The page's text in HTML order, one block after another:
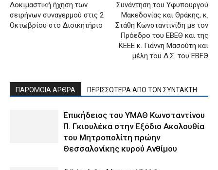
Δοκιμαστική ήχηση των
σειρήνων συναγερμού στις 2
Οκτωβρίου στο Διοικητήριο
Συνάντηση του Υφυπουργού
Μακεδονίας και Θράκης, κ.
Στάθη Κωνσταντινίδη με τον
Πρόεδρο του ΕΒΕΘ και της
ΚΕΕΕ κ. Γιάννη Μασούτη και
μέλη του Δ.Σ. του ΕΒΕΘ
ΠΑΡΟΜΟΙΑ ΑΡΘΡΑ ΠΕΡΙΣΣΟΤΕΡΑ ΑΠΟ ΤΟΝ ΣΥΝΤΑΚΤΗ
Επικήδειος του ΥΜΑΘ Κωνσταντίνου
Π. Γκιουλέκα στην Εξόδιο Ακολουθία
του Μητροπολίτη πρώην
Θεσσαλονίκης κυρού Ανθίμου